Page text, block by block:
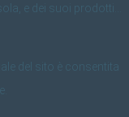
e dei suoi prodotti...
del sito è consentita